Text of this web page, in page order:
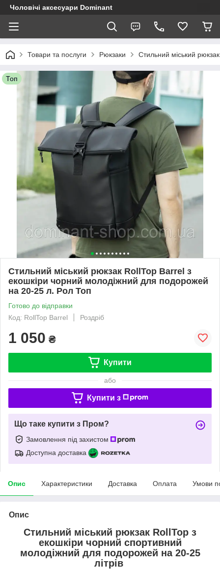
Чоловічі аксесуари Dominant
Товари та послуги Рюкзаки Стильний міський
Топ
Стильний міський рюкзак RollTop Barrel з
екошкіри чорний молодіжний для подорожей
на 20-25 л. Рол Топ
Готово до відправки
Код: RollTop Barrel
Роздріб
1 050 ₴
Купити
або
Купити з
Що таке купити з Пром?
Замовлення під захистом
Доступна доставка
Опис Характеристики Доставка Оплата Умови
Опис
Стильний міський рюкзак RollTop з
екошкіри чорний спортивний
молодіжний для подорожей на 20-25
літрів